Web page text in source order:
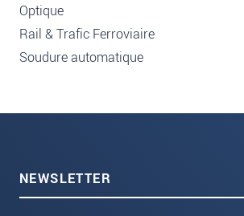
Optique
Rail & Trafic Ferroviaire
Soudure automatique
NEWSLETTER